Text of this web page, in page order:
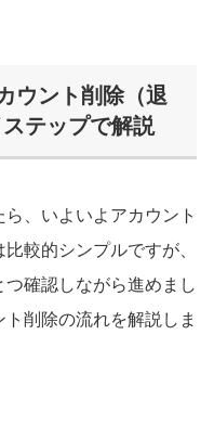
ウント削除（退
テップで解説
、いよいよアカウント
較的シンプルですが、
確認しながら進めまし
削除の流れを解説しま